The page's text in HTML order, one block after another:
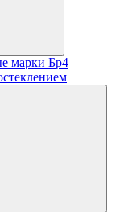
марки Бр4